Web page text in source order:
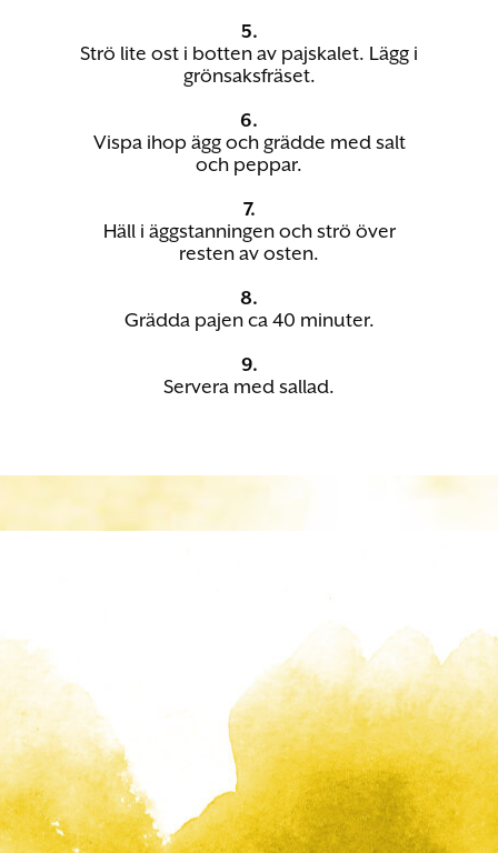
5.
Strö lite ost i botten av pajskalet. Lägg i
grönsaksfräset.
6.
Vispa ihop ägg och grädde med salt
och peppar.
7.
Häll i äggstanningen och strö över
resten av osten.
8.
Grädda pajen ca 40 minuter.
9.
Servera med sallad.